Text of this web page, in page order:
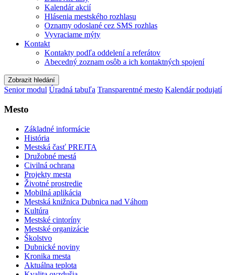
Kalendár akcií
Hlásenia mestského rozhlasu
Oznamy odoslané cez SMS rozhlas
Vyvraciame mýty
Kontakt
Kontakty podľa oddelení a referátov
Abecedný zoznam osôb a ich kontaktných spojení
Zobrazit hledání
Senior modul Úradná tabuľa Transparentné mesto Kalendár podujatí
Mesto
Základné informácie
História
Mestská časť PREJTA
Družobné mestá
Civilná ochrana
Projekty mesta
Životné prostredie
Mobilná aplikácia
Mestská knižnica Dubnica nad Váhom
Kultúra
Mestské cintoríny
Mestské organizácie
Školstvo
Dubnické noviny
Kronika mesta
Aktuálna teplota